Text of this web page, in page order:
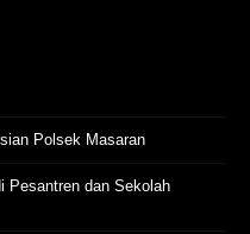
Polsek Masaran
Pesantren dan Sekolah